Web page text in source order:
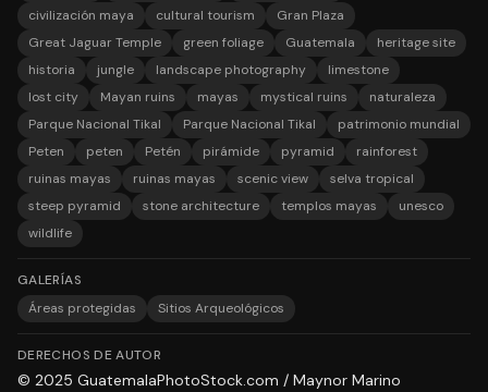
civilización maya
cultural tourism
Gran Plaza
Great Jaguar Temple
green foliage Guatemala
heritage site
historia
jungle landscape photography
limestone
lost city
Mayan ruins mayas mystical ruins
naturaleza
Parque Nacional Tikal
Parque Nacional Tikal
patrimonio mundial
Peten
peten Petén pirámide pyramid
rainforest
ruinas mayas
ruinas mayas scenic view
selva tropical
steep pyramid
stone architecture templos mayas
unesco
wildlife
GALERÍAS
Áreas protegidas
Sitios Arqueológicos
DERECHOS DE AUTOR
© 2025 GuatemalaPhotoStock.com / Maynor Marino